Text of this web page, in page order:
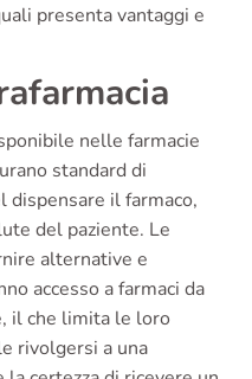
presenta vantaggi e
nelle farmacie
standard di
dispensare il farmaco,
del paziente. Le
alternative e
accesso a farmaci da
il che limita le loro
rivolgersi a una